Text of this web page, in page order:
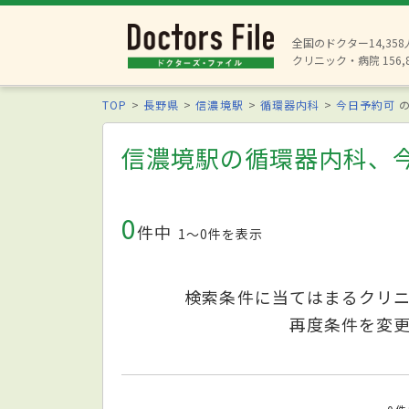
全国のドクター14,358
クリニック・病院
TOP 長野県 信濃境駅 循環器内科 今日予約可
信濃境駅の循環器内科、
0件中 1〜0件を表示
検索条件に当てはまるクリ
再度条件を変